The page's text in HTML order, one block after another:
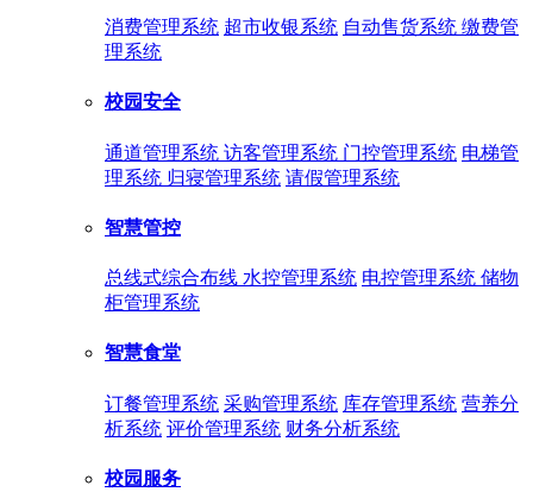
消费管理系统 超市收银系统 自动售货系统 缴费管
理系统
校园安全
通道管理系统 访客管理系统 门控管理系统 电梯管
理系统 归寝管理系统 请假管理系统
智慧管控
总线式综合布线 水控管理系统 电控管理系统 储物
柜管理系统
智慧食堂
订餐管理系统 采购管理系统 库存管理系统 营养分
析系统 评价管理系统 财务分析系统
校园服务